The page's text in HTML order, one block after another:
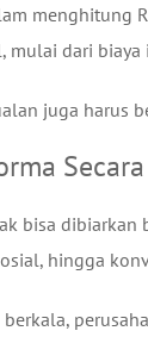
menghitung
mulai dari
juga harus
bisa dibiarkan
hingga